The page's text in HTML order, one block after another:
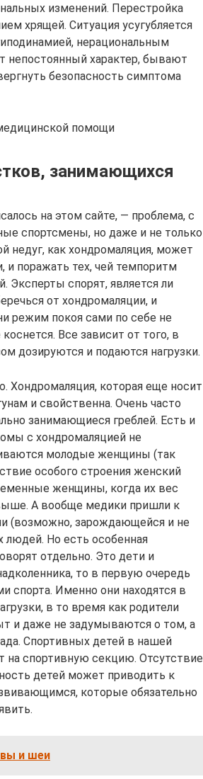
изменений. Перестройка
хрящей. Ситуация усугубляется
нерациональным
непостоянный характер, бывают
безопасность симптома
помощи
занимающихся
на этом сайте, — проблема, с
спортсмены, но даже и не только
недуг, как хондромаляция, может
и поражать тех, чей темпоритм
спорят, является ли
от хондромаляции, и
режим покоя сами по себе не
Все зависит от того, в
дозируются и подаются нагрузки.
Хондромаляция, которая еще носит
и свойственна. Очень часто
занимающиеся греблей. Есть и
с хондромаляцией не
молодые женщины (так
особого строения женский
женщины, когда их вес
А вообще медики пришли к
(возможно, зарождающейся и не
людей. Но есть особенная
отдельно. Это дети и
то в первую очередь
спорта. Именно они находятся в
в то время как родители
и даже не задумываются о том, а
Спортивных детей в нашей
на спортивную секцию. Отсутствие
детей может приводить к
которые обязательно
и шеи